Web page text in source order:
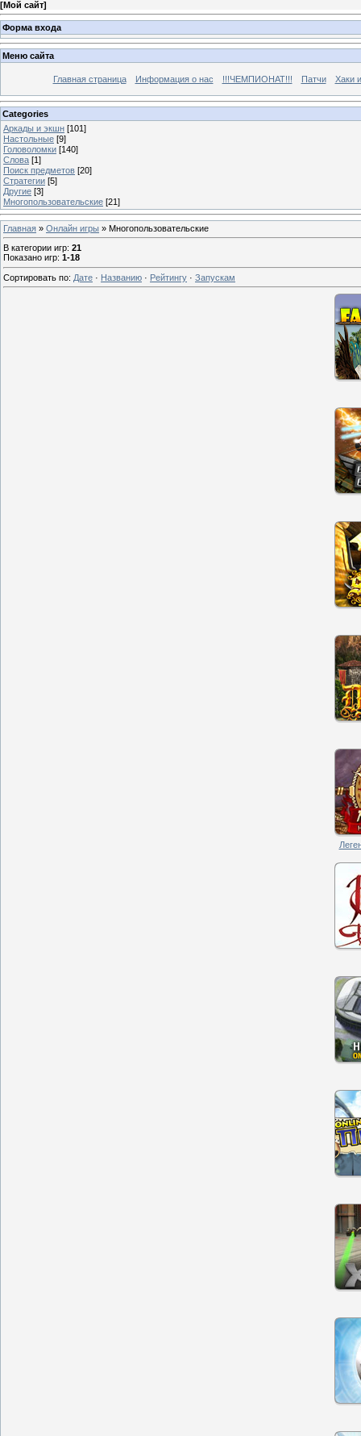
[Мой сайт]
Форма входа
Меню сайта
Главная страница Информация о нас !!!ЧЕМПИОНАТ!!! Патчи Хаки
Categories
Аркады и экшн [101]
Настольные [9]
Головоломки [140]
Слова [1]
Поиск предметов [20]
Стратегии [5]
Другие [3]
Многопользовательские [21]
Главная » Онлайн игры » Многопользовательские
В категории игр: 21
Показано игр: 1-18
Сортировать по: Дате · Названию · Рейтингу · Запускам